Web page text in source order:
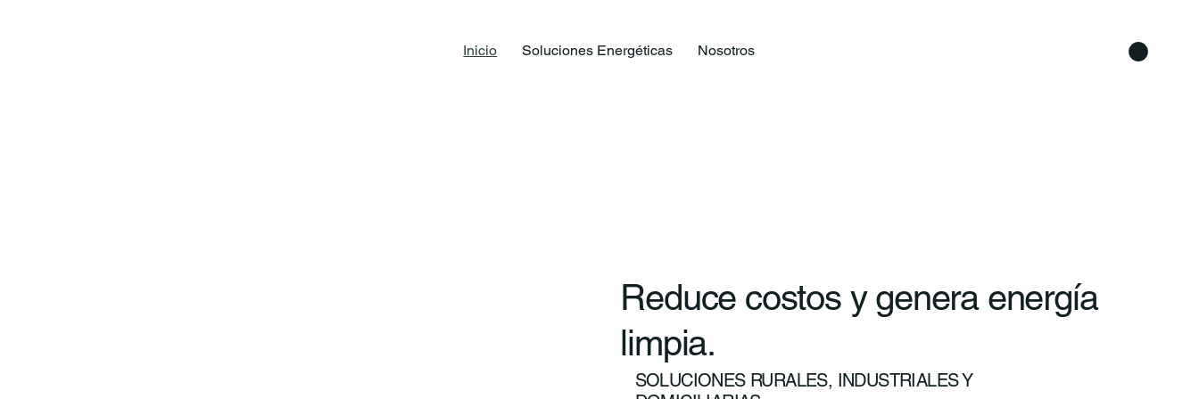
Inicio Soluciones Energéticas Nosotros
Reduce costos y genera energía
limpia.
SOLUCIONES RURALES, INDUSTRIALES Y